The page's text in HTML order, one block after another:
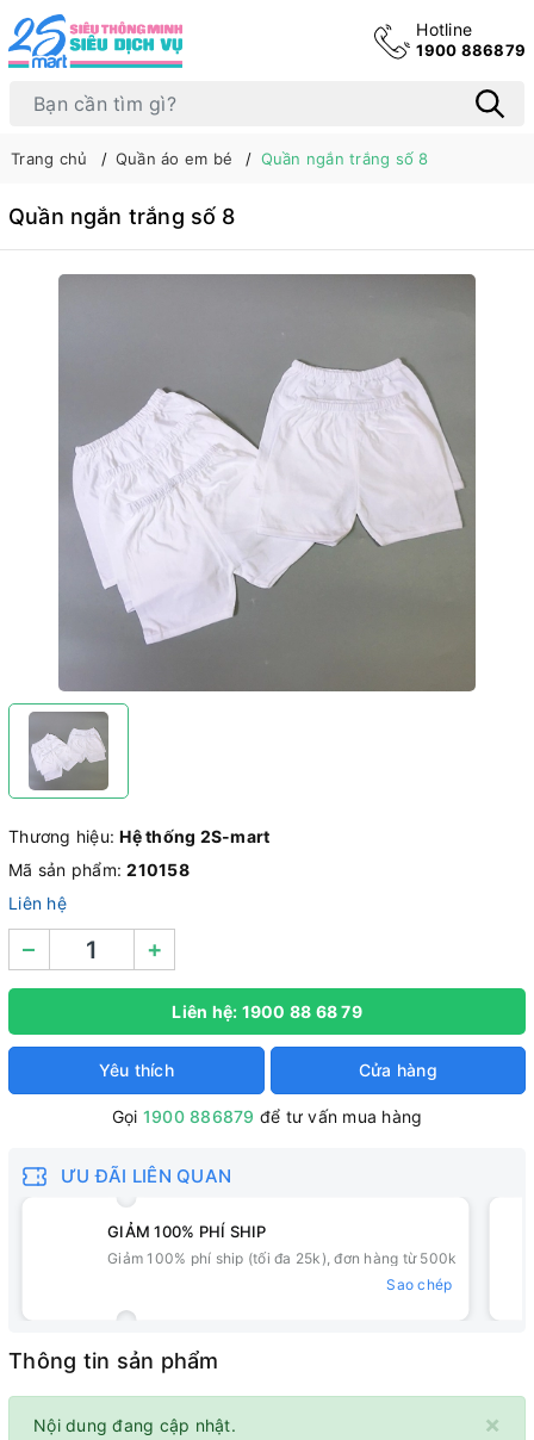
Hotline
1900 886879
Trang chủ Quần áo em bé Quần ngắn trắng số 8
Quần ngắn trắng số 8
Thương hiệu:Hệ thống 2S-mart
Mã sản phẩm:210158
Liên hệ
– +
Liên hệ: 1900 88 68 79
Yêu thích Cửa hàng
Gọi 1900 886879 để tư vấn mua hàng
ƯU ĐÃI LIÊN QUAN
GIẢM 100% PHÍ SHIP
Giảm 100% phí ship (tối đa 25k), đơn hàng từ 500k
Sao chép
Thông tin sản phẩm
×
Nội dung đang cập nhật.